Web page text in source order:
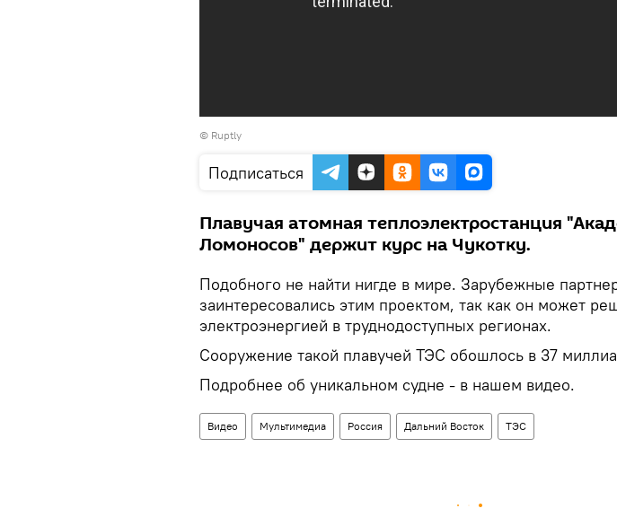
© Ruptly
Подписаться
Плавучая атомная теплоэлектростанция
Ломоносов" держит курс на Чукотку.
Подобного не найти нигде в мире. Зарубежные
заинтересовались этим проектом, так как он может
электроэнергией в труднодоступных регионах.
Сооружение такой плавучей ТЭС обошлось в 37
Подробнее об уникальном судне - в нашем видео.
Видео Мультимедиа Россия Дальний Восток ТЭС